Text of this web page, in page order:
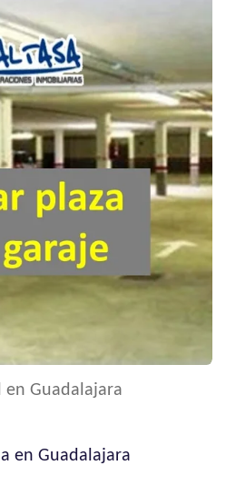
en Guadalajara
en Guadalajara